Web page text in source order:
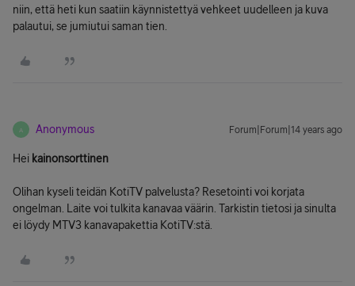
niin, että heti kun saatiin käynnistettyä vehkeet uudelleen ja kuva
palautui, se jumiutui saman tien.
A Anonymous Forum|Forum|14 years ago
Hei kainonsorttinen
Olihan kyseli teidän KotiTV palvelusta? Resetointi voi korjata
ongelman. Laite voi tulkita kanavaa väärin. Tarkistin tietosi ja sinulta
ei löydy MTV3 kanavapakettia KotiTV:stä.